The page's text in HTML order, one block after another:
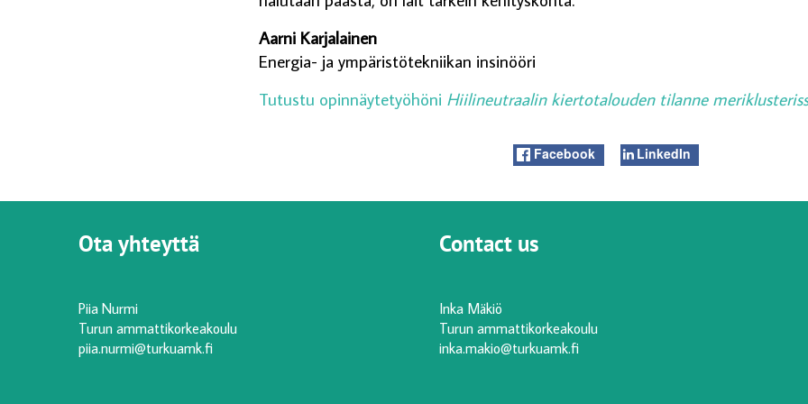
Aarni Karjalainen
Energia- ja ympäristötekniikan insinööri
Tutustu opinnäytetyöhöni Hiilineutraalin kiertotalouden tilanne
Facebook LinkedIn
Ota yhteyttä
Piia Nurmi
Turun ammattikorkeakoulu
piia.nurmi@turkuamk.fi
Contact us
Inka Mäkiö
Turun ammattikorkeakoulu
inka.makio@turkuamk.fi